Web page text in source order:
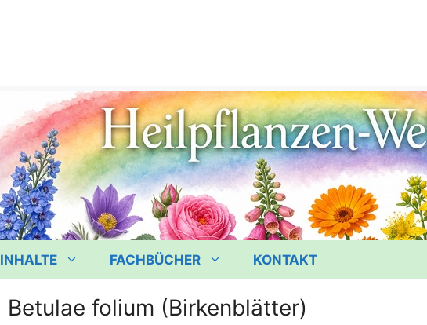
INHALTE FACHBÜCHER KONTAKT
Betulae folium (Birkenblätter)